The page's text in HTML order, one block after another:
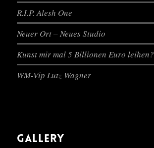
R.I.P. Alesh One
Neuer Ort – Neues Studio
Kunst mir mal 5 Billionen Euro leihen?
WM-Vip Lutz Wagner
GALLERY